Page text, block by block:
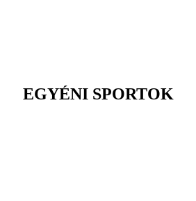
EGYÉNI SPORTOK